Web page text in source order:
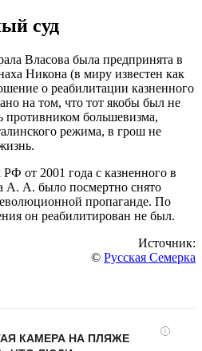
суд
Власова была предпринята в
Никона (в миру известен как
о реабилитации казненного
на том, что тот якобы был не
большевизма,
режима, в грош не
от 2001 года с казненного в
А. А. было посмертно снято
пропаганде. По
он реабилитирован не был.
Источник:
© Русская Семерка
i
КАМЕРА НА ПЛЯЖЕ